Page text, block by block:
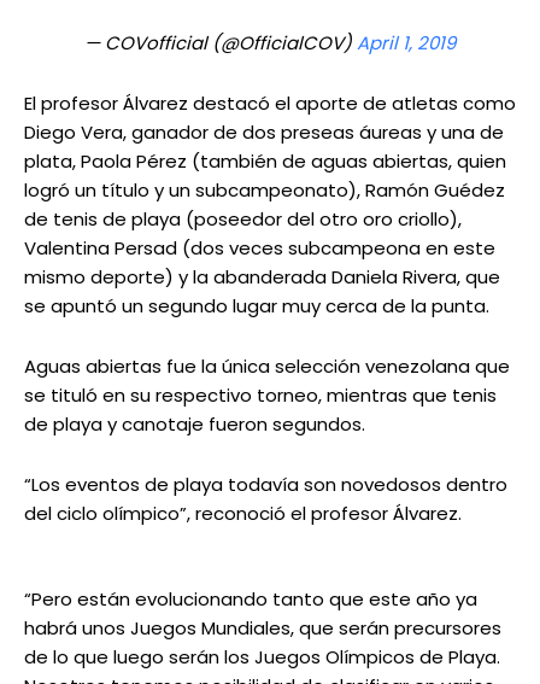
— COVofficial (@OfficialCOV)April 1, 2019
El profesor Álvarez destacó el aporte de atletas como
Diego Vera, ganador de dos preseas áureas y una de
plata, Paola Pérez (también de aguas abiertas, quien
logró un título y un subcampeonato), Ramón Guédez
de tenis de playa (poseedor del otro oro criollo),
Valentina Persad (dos veces subcampeona en este
mismo deporte) y la abanderada Daniela Rivera, que
se apuntó un segundo lugar muy cerca de la punta.
Aguas abiertas fue la única selección venezolana que
se tituló en su respectivo torneo, mientras que tenis
de playa y canotaje fueron segundos.
“Los eventos de playa todavía son novedosos dentro
del ciclo olímpico”, reconoció el profesor Álvarez.
“Pero están evolucionando tanto que este año ya
habrá unos Juegos Mundiales, que serán precursores
de lo que luego serán los Juegos Olímpicos de Playa.